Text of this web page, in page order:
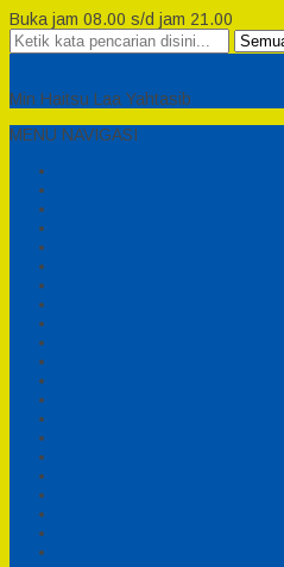
Buka jam 08.00 s/d jam 21.00
Min Haitsu Laa Yahtasib
MENU NAVIGASI